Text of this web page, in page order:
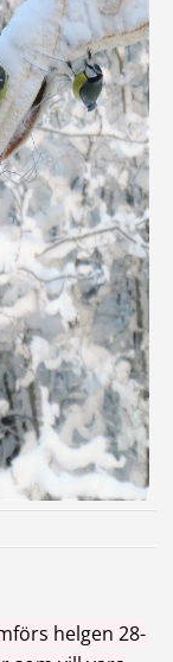
helgen 28-